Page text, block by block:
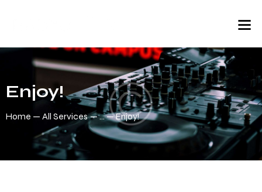
Enjoy!
Home All Services ... Enjoy!